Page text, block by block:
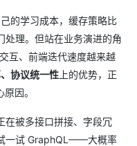
的学习成本，缓存策略比
处理。但站在业务演进的角
互、前端迭代速度越来越
协议统一性 上的优势，正
因。
在被多接口拼接、字段冗
一试 GraphQL——大概率